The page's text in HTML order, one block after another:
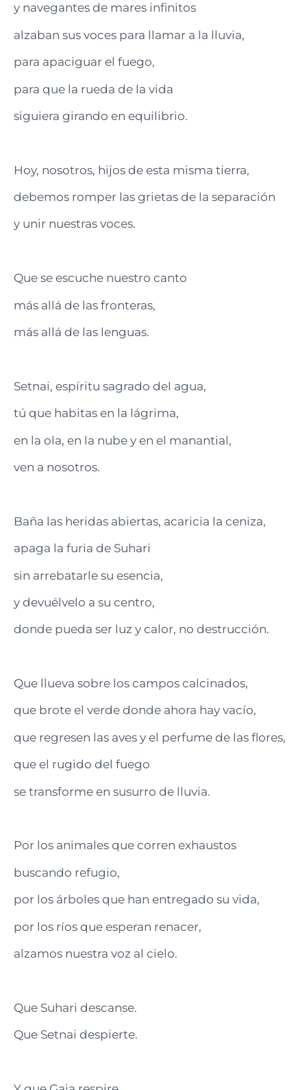
y navegantes de mares infinitos
alzaban sus voces para llamar a la lluvia,
para apaciguar el fuego,
para que la rueda de la vida
siguiera girando en equilibrio.
Hoy, nosotros, hijos de esta misma tierra,
debemos romper las grietas de la separación
y unir nuestras voces.
Que se escuche nuestro canto
más allá de las fronteras,
más allá de las lenguas.
Setnai, espíritu sagrado del agua,
tú que habitas en la lágrima,
en la ola, en la nube y en el manantial,
ven a nosotros.
Baña las heridas abiertas, acaricia la ceniza,
apaga la furia de Suhari
sin arrebatarle su esencia,
y devuélvelo a su centro,
donde pueda ser luz y calor, no destrucción.
Que llueva sobre los campos calcinados,
que brote el verde donde ahora hay vacío,
que regresen las aves y el perfume de las flores,
que el rugido del fuego
se transforme en susurro de lluvia.
Por los animales que corren exhaustos
buscando refugio,
por los árboles que han entregado su vida,
por los ríos que esperan renacer,
alzamos nuestra voz al cielo.
Que Suhari descanse.
Que Setnai despierte.